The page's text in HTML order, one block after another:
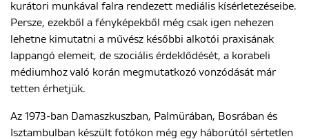
ENGLISH
kurátori munkával falra rendezett mediális kísérletezéseibe.
Persze, ezekből a fényképekből még csak igen nehezen
lehetne kimutatni a művész későbbi alkotói praxisának
lappangó elemeit, de szociális érdeklődését, a korabeli
médiumhoz való korán megmutatkozó vonzódását már
tetten érhetjük.
Az 1973-ban Damaszkuszban, Palmürában, Bosrában és
Isztambulban készült fotókon még egy háborútól sértetlen